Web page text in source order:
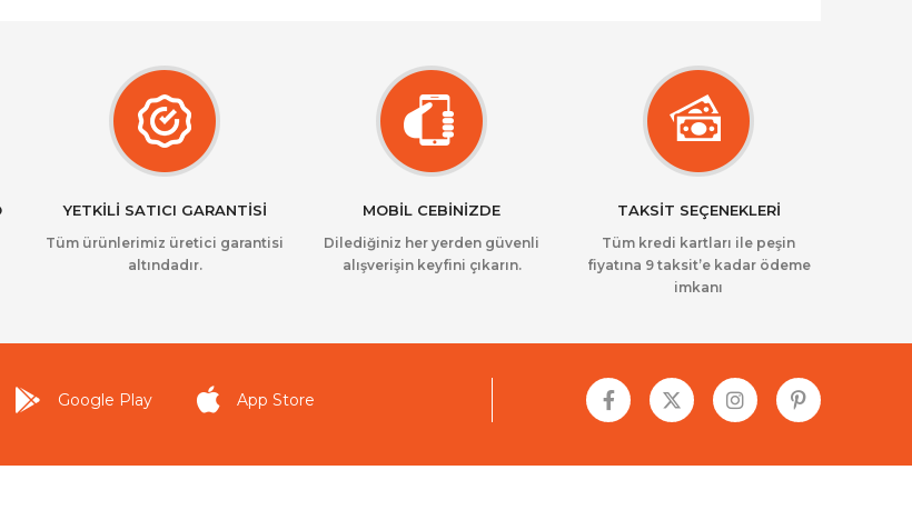
YETKİLİ SATICI GARANTİSİ
Tüm ürünlerimiz üretici garantisi
altındadır.
MOBİL CEBİNİZDE
Dilediğiniz her yerden güvenli
alışverişin keyfini çıkarın.
TAKSİT SEÇENEKLERİ
Tüm kredi kartları ile peşin
fiyatına 9 taksit’e kadar ödeme
imkanı
Google Play App Store